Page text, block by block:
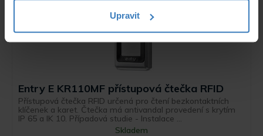
Upravit
Entry E KR110MF přístupová čtečka RFID
Přístupová čtečka RFID určená pro čtení bezkontaktních
klíčenek a karet. Čtečka má antivandal provedení s krytím
IP 65 a IK 10. Případová studie - Instalace ...
Skladem